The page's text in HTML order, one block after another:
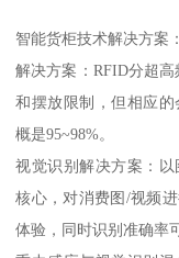
智能货柜技术解决方案：
解决方案：RFID分超
和摆放限制，但相应
概是95~98%。
视觉识别解决方案：
核心，对消费图/视频
体验，同时识别准确率